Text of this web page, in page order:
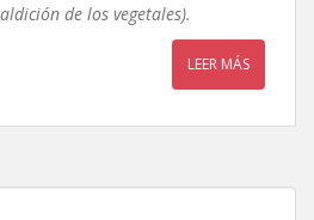
de los vegetales).
LEER MÁS